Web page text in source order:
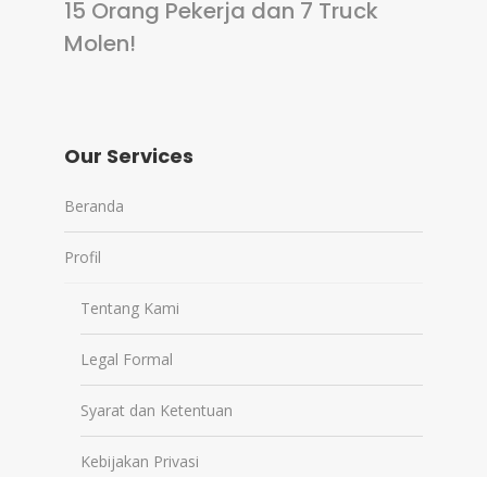
15 Orang Pekerja dan 7 Truck
Molen!
Our Services
Beranda
Profil
Tentang Kami
Legal Formal
Syarat dan Ketentuan
Kebijakan Privasi